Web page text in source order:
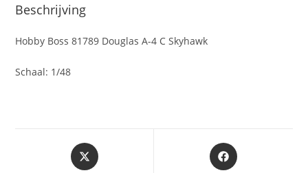
Beschrijving
Hobby Boss 81789 Douglas A-4 C Skyhawk
Schaal: 1/48
Opent
in
Opent
in